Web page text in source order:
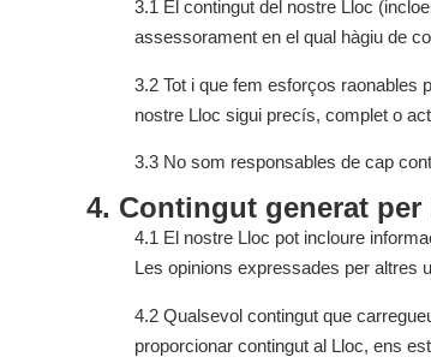
3.1 El contingut del nostre Lloc
assessorament en el qual hàgiu de
3.2 Tot i que fem esforços raonables
nostre Lloc sigui precís, complet o
3.3 No som responsables de cap
4. Contingut generat per
4.1 El nostre Lloc pot incloure
Les opinions expressades per altres
4.2 Qualsevol contingut que
proporcionar contingut al Lloc, ens